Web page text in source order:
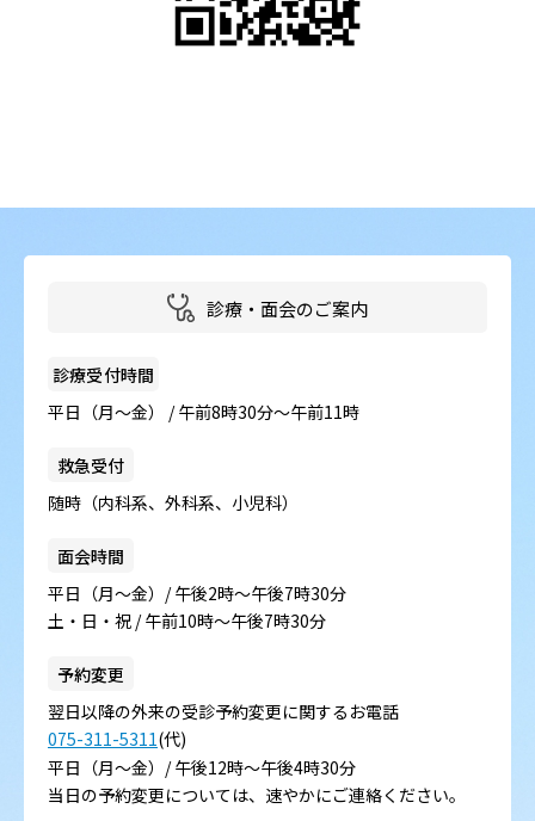
診療・面会のご案内
診療受付時間
平日（月～金） / 午前8時30分～午前11時
救急受付
随時（内科系、外科系、小児科）
面会時間
平日（月～金）/ 午後2時～午後7時30分
土・日・祝 / 午前10時～午後7時30分
予約変更
翌日以降の外来の受診予約変更に関するお電話
075-311-5311(代)
平日（月～金）/ 午後12時～午後4時30分
当日の予約変更については、速やかにご連絡ください。